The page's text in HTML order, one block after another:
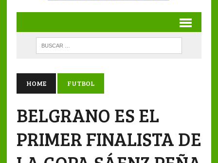
HOME FUTBOL
BELGRANO ES EL
PRIMER FINALISTA DE